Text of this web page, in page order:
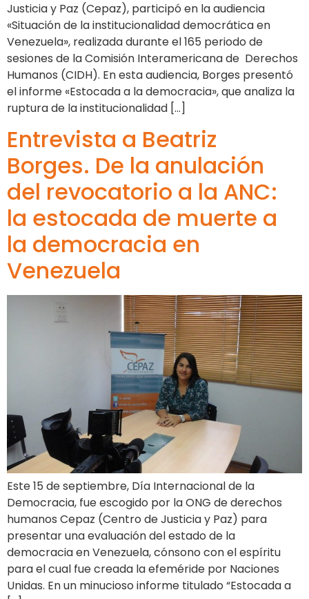
Justicia y Paz (Cepaz), participó en la audiencia
«Situación de la institucionalidad democrática en
Venezuela», realizada durante el 165 periodo de
sesiones de la Comisión Interamericana de Derechos
Humanos (CIDH). En esta audiencia, Borges presentó
el informe «Estocada a la democracia», que analiza la
ruptura de la institucionalidad […]
Entrevista a Beatriz
Borges. De la anulación
del revocatorio a la ANC:
la estocada de muerte a
la democracia en
Venezuela
Este 15 de septiembre, Día Internacional de la
Democracia, fue escogido por la ONG de derechos
humanos Cepaz (Centro de Justicia y Paz) para
presentar una evaluación del estado de la
democracia en Venezuela, cónsono con el espíritu
para el cual fue creada la efeméride por Naciones
Unidas. En un minucioso informe titulado “Estocada a